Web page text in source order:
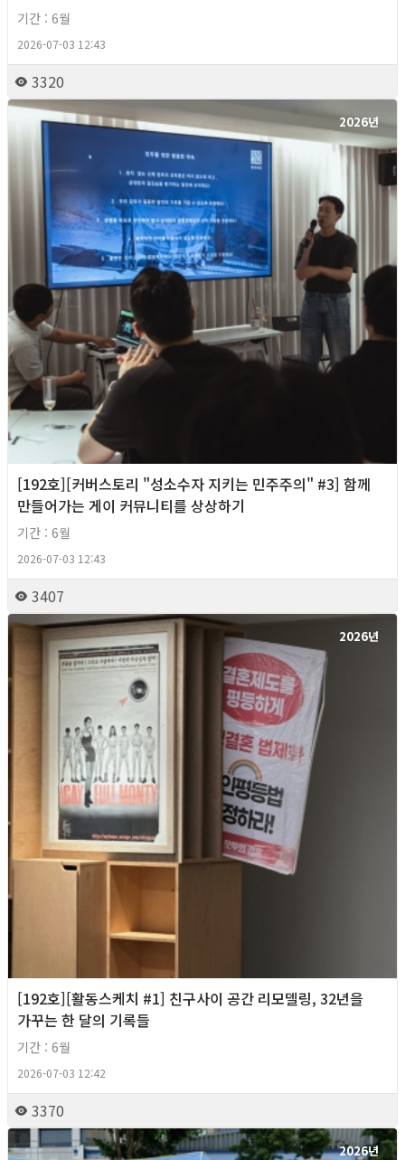
기간 : 6월
2026-07-03 12:43
3320
2026년
[192호][커버스토리 "성소수자 지키는 민주주의" #3] 함께
만들어가는 게이 커뮤니티를 상상하기
기간 : 6월
2026-07-03 12:43
3407
2026년
[192호][활동스케치 #1] 친구사이 공간 리모델링, 32년을
가꾸는 한 달의 기록들
기간 : 6월
2026-07-03 12:42
3370
2026년